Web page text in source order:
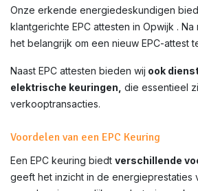
Onze erkende energiedeskundigen
klantgerichte EPC attesten in Opwijk .
het belangrijk om een nieuw EPC-attest
Naast EPC attesten bieden wij ook
elektrische keuringen, die essentieel
verkooptransacties.
Voordelen van een EPC Keuring
Een EPC keuring biedt verschillende
geeft het inzicht in de energieprestaties